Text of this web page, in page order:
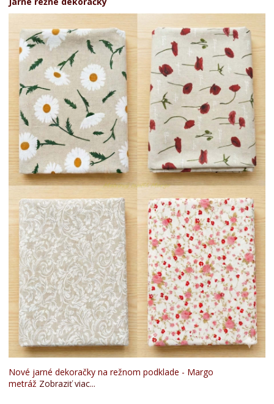
Nové jarné dekoračky na režnom podklade - Margo
metráž Zobraziť viac...